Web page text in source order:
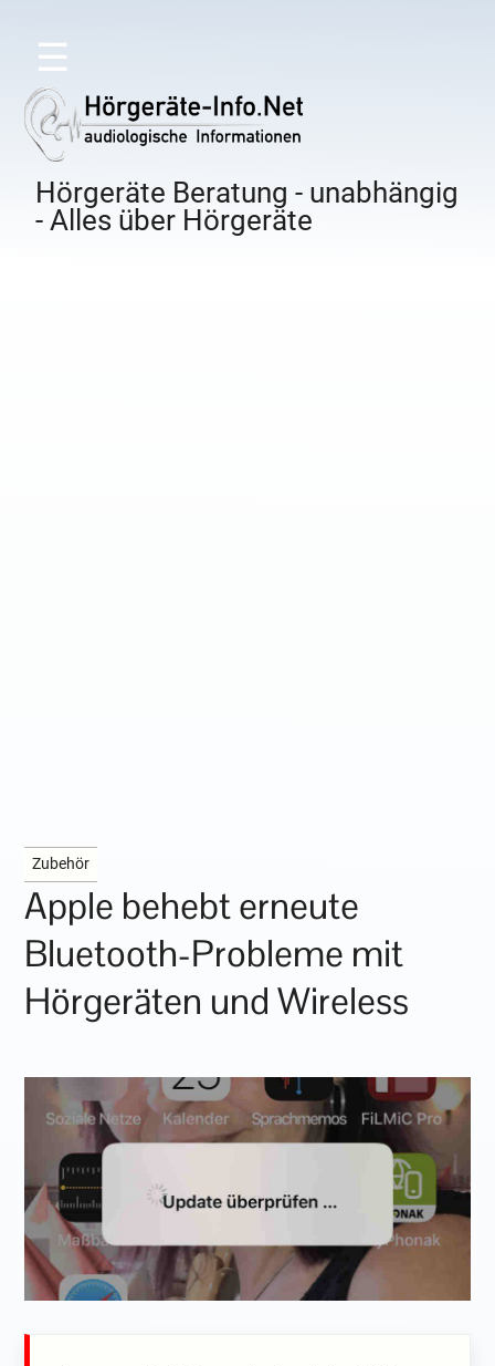
☰
Hörgeräte Beratung - unabhängig
- Alles über Hörgeräte
Zubehör
Apple behebt erneute
Bluetooth-Probleme mit
Hörgeräten und Wireless